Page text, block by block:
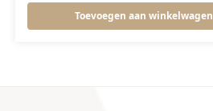
Toevoegen aan winkelwagen